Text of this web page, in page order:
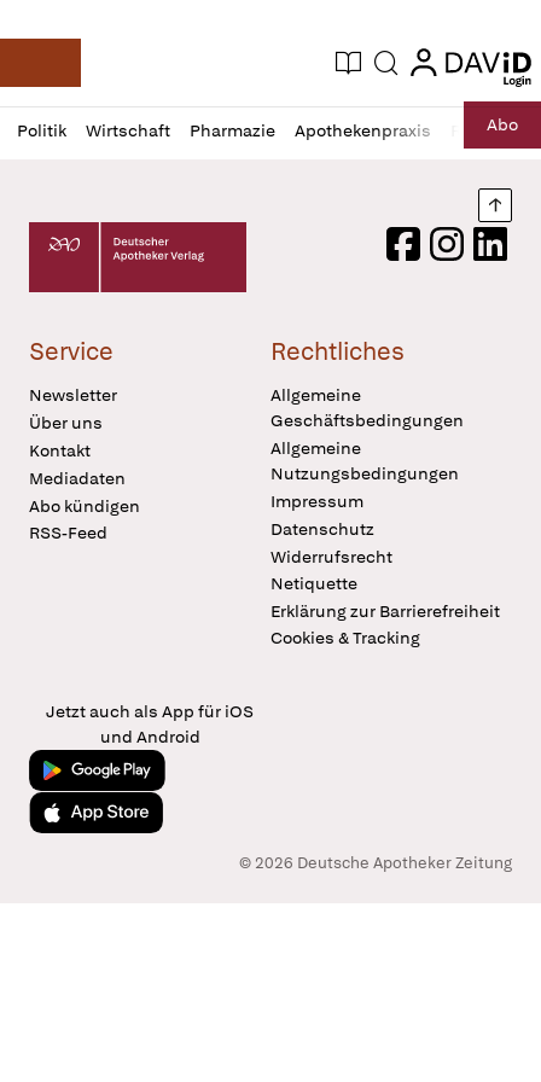
Deutsche Apotheker Zeitung
Aktuelle Ausgabe
Suche login
login
Politik Wirtschaft Pharmazie Apothekenpraxis RechtAbo
Profil
öffnen
Daz
Pur
Deutscher Apotheker Verlag Logo
FacebookInstagram
Service
Newsletter
Über uns
Kontakt
Mediadaten
Abo kündigen
RSS-Feed
Rechtliches
Allgemeine
Geschäftsbedingungen
Allgemeine
Nutzungsbedingungen
Impressum
Datenschutz
Widerrufsrecht
Netiquette
Erklärung zur Barrierefreiheit
Cookies & Tracking
Jetzt auch als App für iOS
und Android
Jetzt bei Google Play
Laden im App Store
© 2026 Deutsche Apotheker Zeitung